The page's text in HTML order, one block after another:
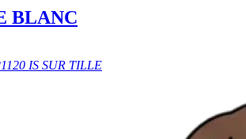
BLANC
IS SUR TILLE